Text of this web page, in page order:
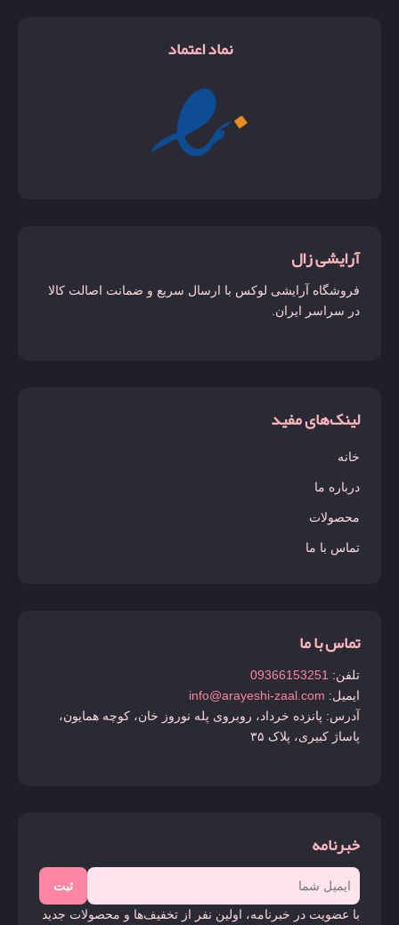
نماد اعتماد
آرایشی زال
فروشگاه آرایشی لوکس با ارسال سریع و ضمانت اصالت کالا
در سراسر ایران.
لینک‌های مفید
خانه
درباره ما
محصولات
تماس با ما
تماس با ما
تلفن: 09366153251
ایمیل: info@arayeshi-zaal.com
آدرس: پانزده خرداد، روبروی پله نوروز خان، کوچه همایون،
پاساژ کبیری، پلاک ۳۵
خبرنامه
ثبت
با عضویت در خبرنامه، اولین نفر از تخفیف‌ها و محصولات جدید